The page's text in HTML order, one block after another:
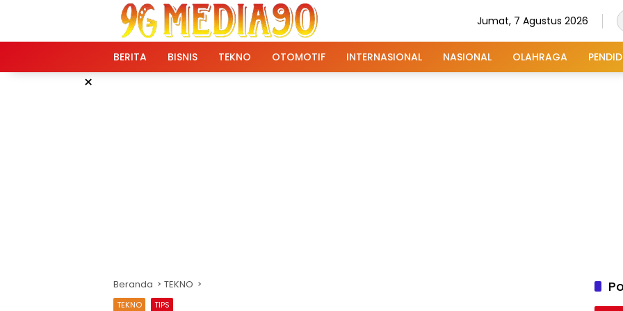
Jumat, 7 Agustus 2026
BERITA BISNIS TEKNO OTOMOTIF INTERNASIONAL NASIONAL OLAHRAGA
×
Beranda TEKNO
TEKNO TIPS